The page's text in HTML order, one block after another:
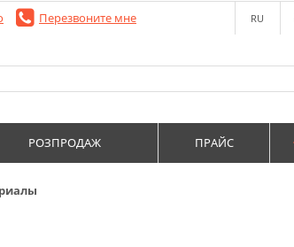
Перезвоните мне RU
РОЗПРОДАЖ ПРАЙС